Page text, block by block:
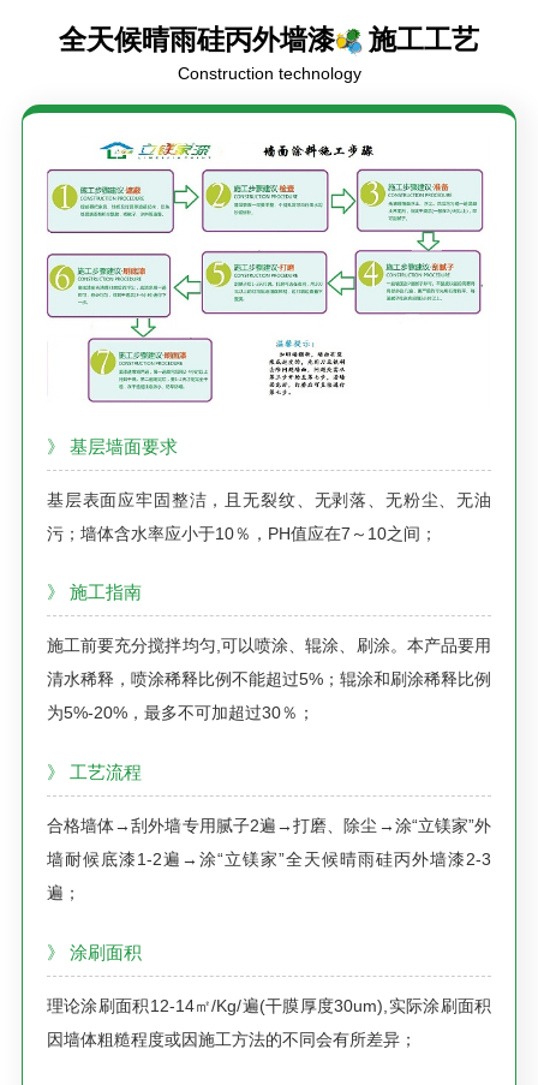
全天候晴雨硅丙外墙漆 施工工艺
Construction technology
》 基层墙面要求
基层表面应牢固整洁，且无裂纹、无剥落、无粉尘、无油
污；墙体含水率应小于10％，PH值应在7～10之间；
》 施工指南
施工前要充分搅拌均匀,可以喷涂、辊涂、刷涂。本产品要用
清水稀释，喷涂稀释比例不能超过5%；辊涂和刷涂稀释比例
为5%-20%，最多不可加超过30％；
》 工艺流程
合格墙体→刮外墙专用腻子2遍→打磨、除尘→涂“立镁家”外
墙耐候底漆1-2遍→涂“立镁家”全天候晴雨硅丙外墙漆2-3
遍；
》 涂刷面积
理论涂刷面积12-14㎡/Kg/遍(干膜厚度30um),实际涂刷面积
因墙体粗糙程度或因施工方法的不同会有所差异；